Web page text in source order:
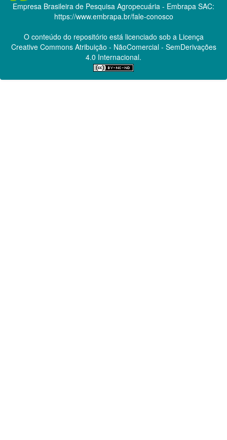
Empresa Brasileira de Pesquisa Agropecuária - Embrapa SAC:
https://www.embrapa.br/fale-conosco
O conteúdo do repositório está licenciado sob a Licença
Creative CommonsAtribuição - NãoComercial - SemDerivações
4.0 Internacional.